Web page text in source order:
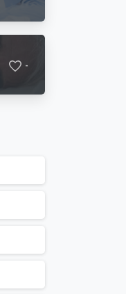
-